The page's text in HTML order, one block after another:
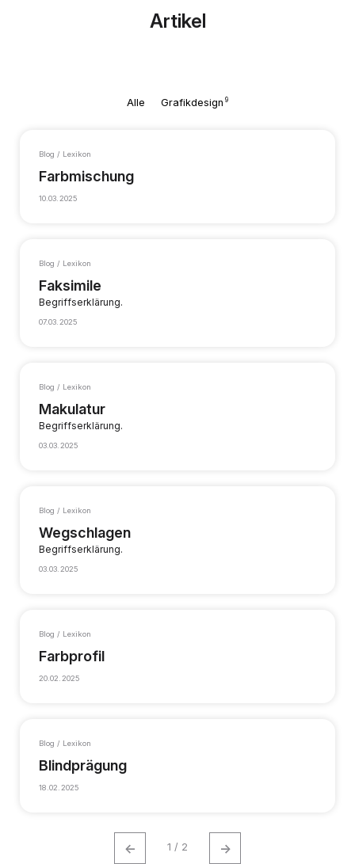
Artikel
Alle Grafikdesign 9
Blog / Lexikon
Farbmischung
10.03.2025
Blog / Lexikon
Faksimile
Begriffserklärung.
07.03.2025
Blog / Lexikon
Makulatur
Begriffserklärung.
03.03.2025
Blog / Lexikon
Wegschlagen
Begriffserklärung.
03.03.2025
Blog / Lexikon
Farbprofil
20.02.2025
Blog / Lexikon
Blindprägung
18.02.2025
← 1 / 2 →